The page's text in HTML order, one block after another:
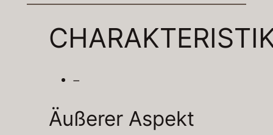
–
Äußerer Aspekt